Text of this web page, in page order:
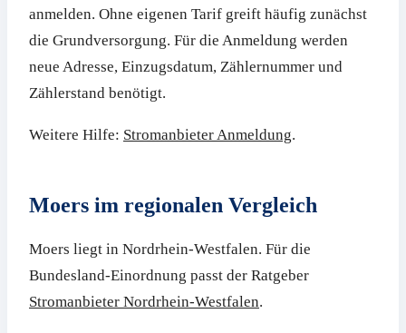
anmelden. Ohne eigenen Tarif greift häufig zunächst
die Grundversorgung. Für die Anmeldung werden
neue Adresse, Einzugsdatum, Zählernummer und
Zählerstand benötigt.
Weitere Hilfe: Stromanbieter Anmeldung.
Moers im regionalen Vergleich
Moers liegt in Nordrhein-Westfalen. Für die
Bundesland-Einordnung passt der Ratgeber
Stromanbieter Nordrhein-Westfalen.